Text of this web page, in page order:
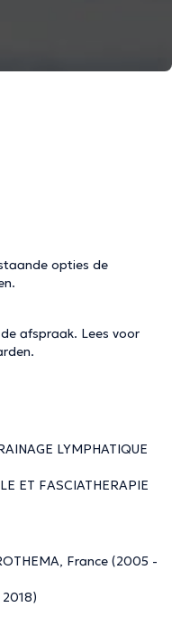
opties de
afspraak. Lees voor
.
LYMPHATIQUE
ET FASCIATHERAPIE
France (2005 -